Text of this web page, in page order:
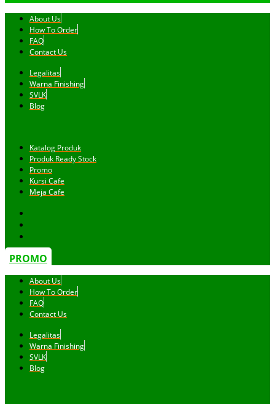
About Us
How To Order
FAQ
Contact Us
Legalitas
Warna Finishing
SVLK
Blog
Katalog Produk
Produk Ready Stock
Promo
Kursi Cafe
Meja Cafe
PROMO
About Us
How To Order
FAQ
Contact Us
Legalitas
Warna Finishing
SVLK
Blog